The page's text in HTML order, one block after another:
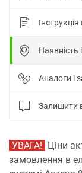
Наявність
Аналоги і
Залишити
УВАГА! Ціни
замовлення в